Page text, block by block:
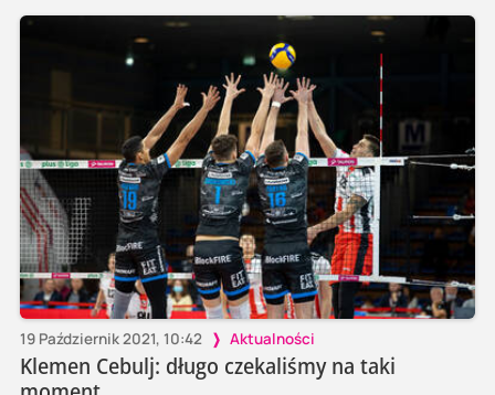
19 Październik 2021, 10:42 Aktualności
Klemen Cebulj: długo czekaliśmy na taki